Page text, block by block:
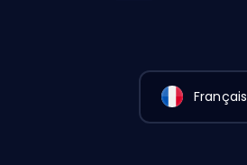
Français